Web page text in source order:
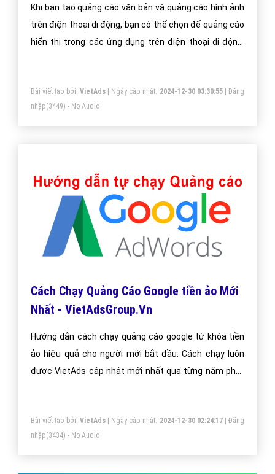
Khi bạn tạo quảng cáo văn bản và quảng cáo hình ảnh
trên điện thoại di động, bạn có thể chọn để quảng cáo
hiển thị trong các ứng dụng trên điện thoại di động,
Bài viết tạo bởi: VietAds| Ngày cập nhật: 2024-12-30 03:30:55|Đăng
nhập(3449) - No Audio
Cách Chạy Quảng Cáo Google tiền ảo Mới
Nhất - VietAdsGroup.Vn
Hướng dẫn cách chạy quảng cáo google từ khóa tiền
ảo hiệu quả cho người mới bắt đầu. Cách chạy luôn
được VietAds cập nhật mới nhất qua từng năm phát
Bài viết tạo bởi: VietAds| Ngày cập nhật: 2024-12-30 02:24:17|Đăng
nhập(3434) - No Audio